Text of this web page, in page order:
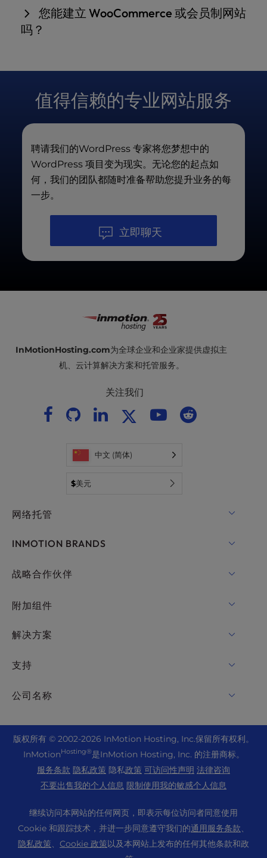
页式网站，这是理想之选。从专业模板中进行选择，
我们将根据您的品牌颜色、徽标和内容进行定制，助
您快速上线。
希望其外观和性能更上一层楼，这是理想的选择。我
的页面构建器，并更新设计以呈现更简洁、更现代的
外观——同时完全保留您熟悉的整体布局。
：您已经在 Figma 中完
成了设计？我们将将其转换为一个功能齐全、像素级
精准的WordPress 。这非常适合已经准备好定制设
计，并需要开发团队通过干净的代码和响应式构建将
其付诸实现的设计师和设计公司。
WordPress提供的
月度及 年度维护计划 将为您处理更
新、备份和安全事宜，确保您的网站安全无虞、始终
保持最新状态并运行顺畅。
为您的网站吸引更多访客，并帮助将这些访客转化为
客户。简而言之，它能确保目标受众在网上找到您的
您能建立 WooCommerce 或会员制网站
吗？
以为您创建一个 WooCommerce 商店。如果您需要
只要告诉我们您的需求，我们就能帮您实现。
值得信赖的专业网站服务
聘请我们的WordPress 专家将您梦想中的
WordPress 项目变为现实。无论您的起点如
何，我们的团队都随时准备帮助您提升业务的每
一步。
立即聊天
InMotionHosting.com为全球企业和企业家提供虚拟主
机、云计算解决方案和托管服务。
关注我们
中文 (简体)
$美元
网络托管
共享主机
适用于WordPress的UltraStack ONE
裸机服务器
企业托管解决方案
分销托管
经销商 VPS
定价
INMOTION BRANDS
RamNode 云
战略合作伙伴
OpenMetal 云计算 IaaS
附加组件
域名
专业电子邮件
WordPress 网站生成器
解决方案
cPanel 托管
Joomla 托管
Laravel 托管
Linux 托管
Magento 托管
威廉与服务器托管
PHP 托管
支持
在线聊天
+44 2045 763722
高级支持
社区支持
WordPress 教程
公司名称
关于我们
数据中心位置
洛杉矶数据中心
阿什本数据中心
阿姆斯特丹数据中心
新闻
版权所有 © 2002-2026 InMotion Hosting, Inc.保留所有权利。
InMotionHosting®是InMotion Hosting, Inc. 的注册商标。
服务条款 隐私政策 隐私政策 可访问性声明 法律咨询
不要出售我的个人信息 限制使用我的敏感个人信息
继续访问本网站的任何网页，即表示每位访问者同意使用
Cookie 和跟踪技术，并进一步同意遵守我们的通用服务条款
隐私政策
Cookie 政策以及本网站上发布的任何其他条款和政